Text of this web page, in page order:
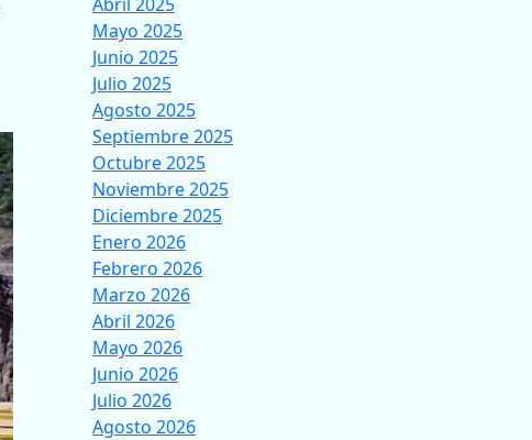
Mayo 2025
Junio 2025
Julio 2025
Agosto 2025
Septiembre 2025
Octubre 2025
Noviembre 2025
Diciembre 2025
Enero 2026
Febrero 2026
Marzo 2026
Abril 2026
Mayo 2026
Junio 2026
Julio 2026
Agosto 2026